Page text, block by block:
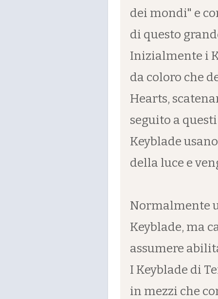
dei mondi" e
di questo
Inizialmente i
da coloro che
Hearts,
seguito a
Keyblade
della luce e
Normalmente
Keyblade, ma
assumere
I Keyblade di
in mezzi che